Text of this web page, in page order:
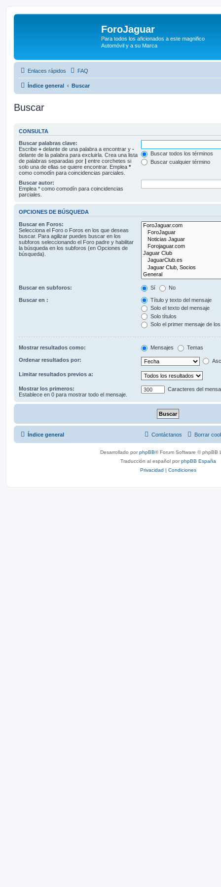
ForoJaguar
Para todos los aficionados a este magnifico
Automóvil y a su Marca
Enlaces rápidos FAQ
Índice general Buscar
Buscar
CONSULTA
Buscar palabras clave:
Escribe + delante de una palabra a encontrar y -
delante de la palabra para excluirla. Crea una lista
de palabras separadas por | entre corchetes si
solo una de ellas se quiere encontrar. Emplea *
como comodín para coincidencias parciales.
Buscar todos los términos
Buscar cualquier término
Buscar autor:
Emplea * como comodín para coincidencias
parciales.
OPCIONES DE BÚSQUEDA
Buscar en Foros:
Selecciona el Foro o Foros en los que deseas
buscar. Para agilizar puedes buscar en los
subforos seleccionando el Foro padre y habilitar
la búsqueda en los subforos (en Opciones de
búsqueda).
Buscar en subforos: Sí No
Buscar en :
Título y texto del mensaje
Solo el texto del mensaje
Solo títulos
Solo el primer mensaje de
Mostrar resultados como: Mensajes Temas
Ordenar resultados por:
Limitar resultados previos a:
Mostrar los primeros:
Establece en 0 para mostrar todo el mensaje.
Caracteres del
Índice general Borrar
Contáctanos
Desarrollado porphpBB® Forum Software © phpBB
Traducción al español porphpBB España
Privacidad | Condiciones